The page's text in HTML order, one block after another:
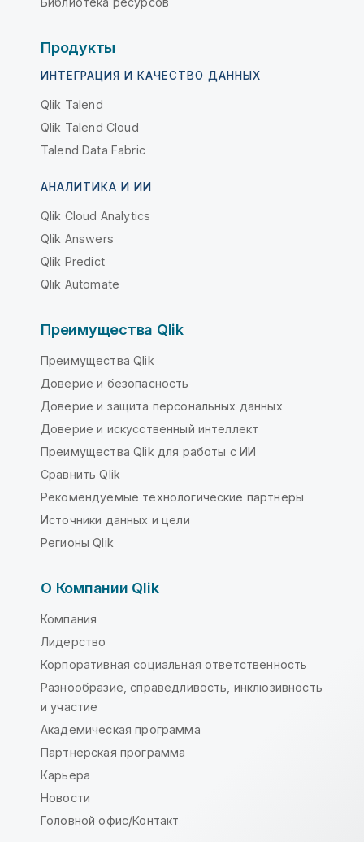
Продукты
ИНТЕГРАЦИЯ И КАЧЕСТВО ДАННЫХ
Qlik Talend
Qlik Talend Cloud
Talend Data Fabric
АНАЛИТИКА И ИИ
Qlik Cloud Analytics
Qlik Answers
Qlik Predict
Qlik Automate
Преимущества Qlik
Преимущества Qlik
Доверие и безопасность
Доверие и защита персональных данных
Доверие и искусственный интеллект
Преимущества Qlik для работы с ИИ
Сравнить Qlik
Рекомендуемые технологические партнеры
Источники данных и цели
Регионы Qlik
О Компании Qlik
Компания
Лидерство
Корпоративная социальная ответственность
Разнообразие, справедливость, инклюзивность
и участие
Академическая программа
Партнерская программа
Карьера
Новости
Головной офис/Контакт